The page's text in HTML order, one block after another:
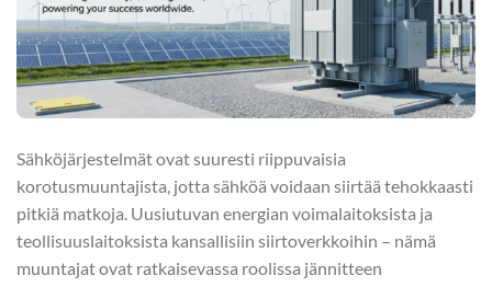
Sähköjärjestelmät ovat suuresti riippuvaisia
korotusmuuntajista, jotta sähköä voidaan siirtää tehokkaasti
pitkiä matkoja. Uusiutuvan energian voimalaitoksista ja
teollisuuslaitoksista kansallisiin siirtoverkkoihin – nämä
muuntajat ovat ratkaisevassa roolissa jännitteen